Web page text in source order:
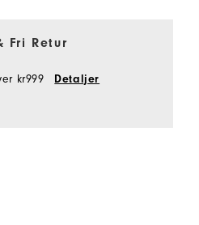
Fri Retur
kr999 Detaljer